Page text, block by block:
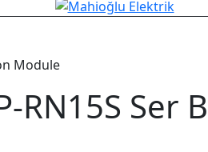
Module
RN15S